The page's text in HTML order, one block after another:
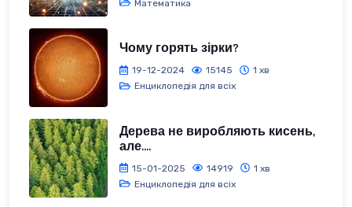
Математика
Чому горять зірки?
19-12-2024 15145
1 хв
Енциклопедія для всіх
Дерева не виробляють кисень,
але....
15-01-2025 14919
1 хв
Енциклопедія для всіх